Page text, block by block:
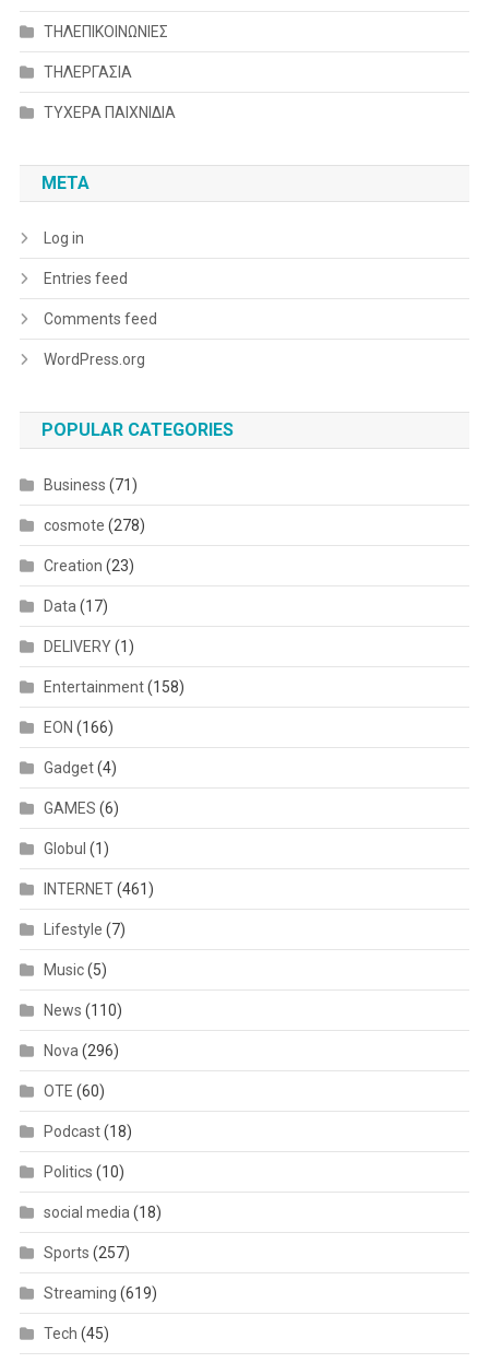
ΤΗΛΕΠΙΚΟΙΝΩΝΙΕΣ
ΤΗΛΕΡΓΑΣΙΑ
ΤΥΧΕΡΑ ΠΑΙΧΝΙΔΙΑ
META
Log in
Entries feed
Comments feed
WordPress.org
POPULAR CATEGORIES
Business (71)
cosmote (278)
Creation (23)
Data (17)
DELIVERY(1)
Entertainment(158)
EON (166)
Gadget(4)
GAMES (6)
Globul (1)
INTERNET(461)
Lifestyle (7)
Music(5)
News (110)
Nova (296)
OTE (60)
Podcast(18)
Politics (10)
social media (18)
Sports (257)
Streaming (619)
Tech (45)